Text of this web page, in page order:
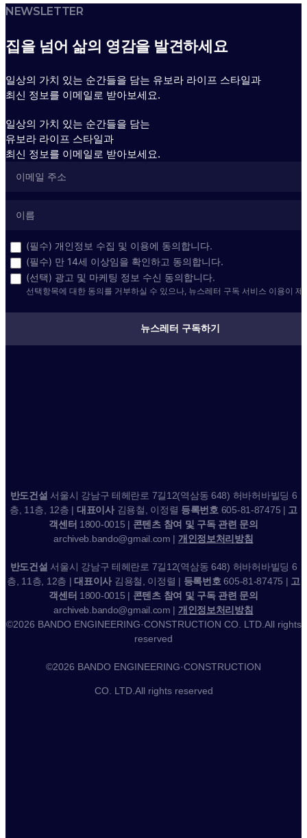
NEWSLETTER
집을 넘어 삶의 영감을 발견하세요
일상의 가치 있는 순간들을 담는 유보라 라이프 스타일과
최신 정보를 이메일로 받아보세요.
일상의 가치 있는 순간들을 담는
유보라 라이프 스타일과
최신 정보를 이메일로 받아보세요.
(필수) 개인정보 수집 및 이용에 동의합니다.
(필수) 만 14세 이상임을 확인하고 동의합니다.
(선택) 광고 및 마케팅 정보 수신 동의합니다.
선택항목에 대한 동의를 거부하실 수 있으나, 뉴스레터 구독 서비스 이용이 제
뉴스레터 구독하기
반도건설 서울시 강남구 테헤란로 7길12(역삼동 648) 허바허바빌딩 6
층, 11층, 12층 | 대표이사김용철, 이정렬 등록번호 605-81-87475 | 고
객센터 1800-0015 | 콘텐츠 참여 및 구독 관련 문의
archiveb.bando@gmail.com | 개인정보처리방침
반도건설 서울시 강남구 테헤란로 7길12(역삼동 648) 허바허바빌딩 6
층, 11층, 12층 |대표이사 김용철, 이정렬 | 등록번호 605-81-87475 | 고
객센터 1800-0015 | 콘텐츠 참여 및 구독 관련 문의
archiveb.bando@gmail.com | 개인정보처리방침
©2026 BANDO ENGINEERING·CONSTRUCTION CO. LTD.All rights
reserved
©2026 BANDO ENGINEERING·CONSTRUCTION
CO. LTD.All rights reserved